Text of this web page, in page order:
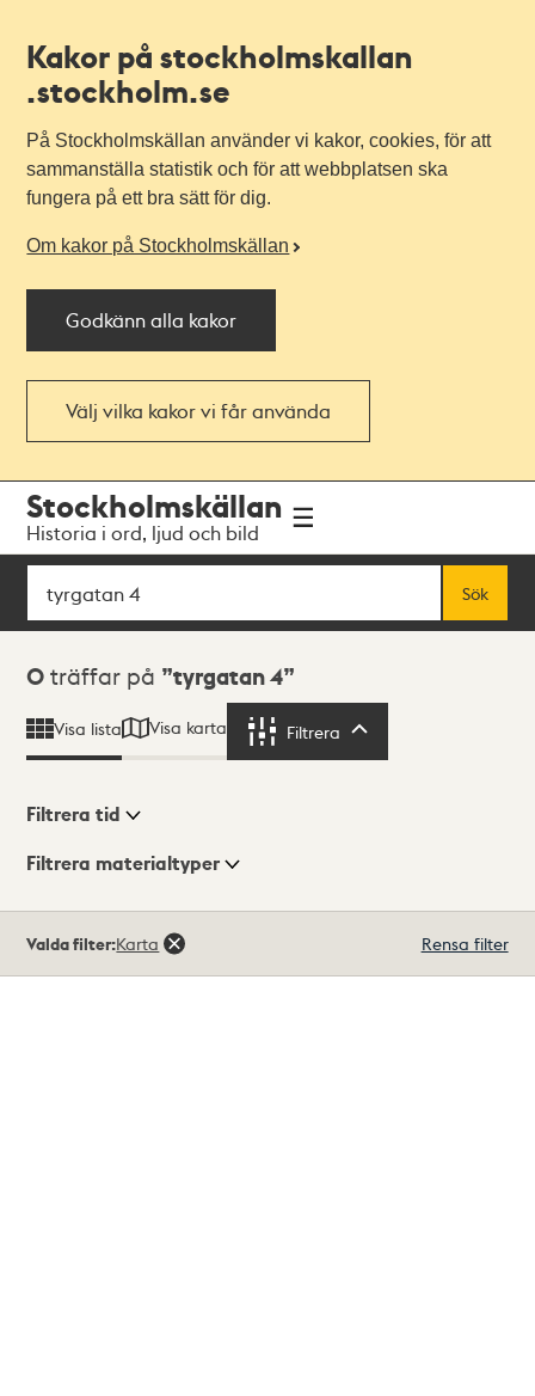
Kakor på stockholmskallan
.stockholm.se
På Stockholmskällan använder vi kakor, cookies, för att
sammanställa statistik och för att webbplatsen ska
fungera på ett bra sätt för dig.
Om kakor på Stockholmskällan
Godkänn alla kakor
Välj vilka kakor vi får använda
navigationen
huvudinnehållet
Stockholmskällan
Historia i ord, ljud och bild
Sök
Sök
Sökresultat
0 träffar på tyrgatan 4
Visa lista Visa karta Filtrera
Visningsläge
Filtrera tid
Filtrera materialtyper
träffar
Valda filter:Karta Rensa filter